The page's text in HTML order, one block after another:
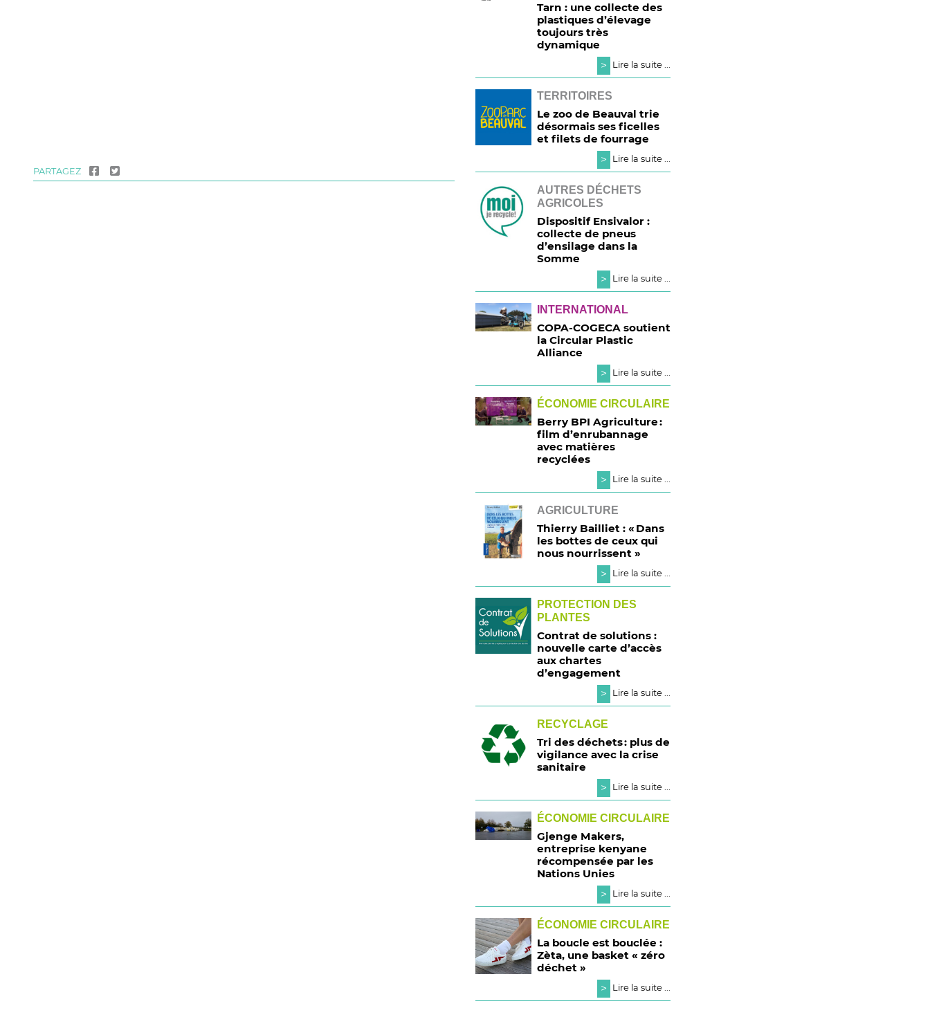
PARTAGEZ
Tarn : une collecte des
plastiques d’élevage
toujours très
dynamique
>
Lire la suite ...
TERRITOIRES
Le zoo de Beauval trie
désormais ses ficelles
et filets de fourrage
>
Lire la suite ...
AUTRES DÉCHETS
AGRICOLES
Dispositif Ensivalor :
collecte de pneus
d’ensilage dans la
Somme
>
Lire la suite ...
INTERNATIONAL
COPA-COGECA soutient
la Circular Plastic
Alliance
>
Lire la suite ...
ÉCONOMIE CIRCULAIRE
Berry BPI Agriculture :
film d’enrubannage
avec matières
recyclées
>
Lire la suite ...
AGRICULTURE
Thierry Bailliet : « Dans
les bottes de ceux qui
nous nourrissent »
>
Lire la suite ...
PROTECTION DES
PLANTES
Contrat de solutions :
nouvelle carte d’accès
aux chartes
d’engagement
>
Lire la suite ...
RECYCLAGE
Tri des déchets : plus de
vigilance avec la crise
sanitaire
>
Lire la suite ...
ÉCONOMIE CIRCULAIRE
Gjenge Makers,
entreprise kenyane
récompensée par les
Nations Unies
>
Lire la suite ...
ÉCONOMIE CIRCULAIRE
La boucle est bouclée :
Zèta, une basket « zéro
déchet »
>
Lire la suite ...